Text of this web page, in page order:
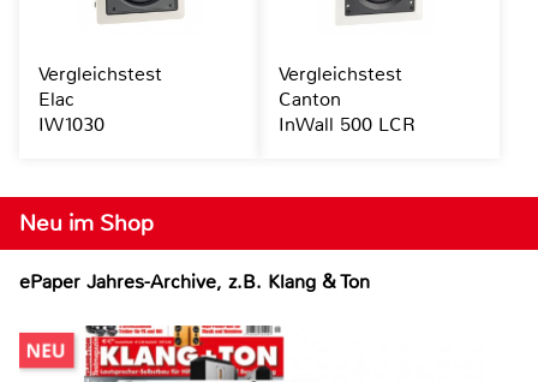
Neu im Shop
ePaper Jahres-Archive, z.B. Klang & Ton
Vergleichstest
Elac
IW1030
Vergleichstest
Canton
InWall 500 LCR